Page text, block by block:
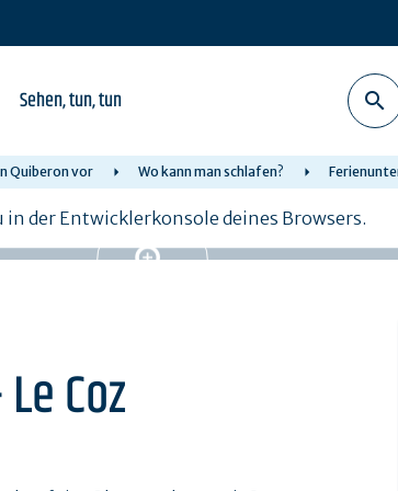
Sehen, tun, tun
Quiberon vor Wo kann man schlafen?
der Entwicklerkonsole deines Browsers.
Coz